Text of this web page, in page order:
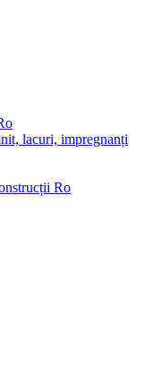
lacuri, impregnanți
Ro